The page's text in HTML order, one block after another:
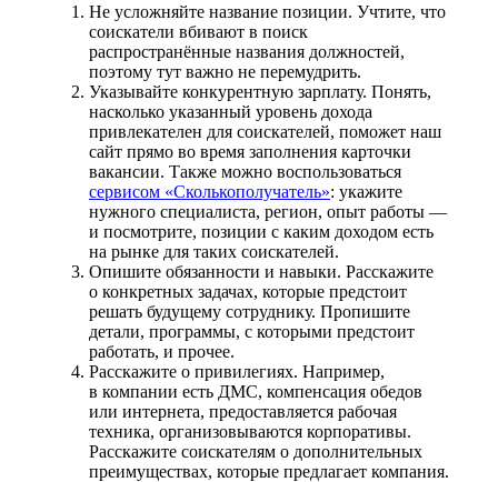
Не усложняйте название позиции. Учтите, что
соискатели вбивают в поиск
распространённые названия должностей,
поэтому тут важно не перемудрить.
Указывайте конкурентную зарплату. Понять,
насколько указанный уровень дохода
привлекателен для соискателей, поможет наш
сайт прямо во время заполнения карточки
вакансии. Также можно воспользоваться
сервисом «Сколькополучатель»: укажите
нужного специалиста, регион, опыт работы —
и посмотрите, позиции с каким доходом есть
на рынке для таких соискателей.
Опишите обязанности и навыки. Расскажите
о конкретных задачах, которые предстоит
решать будущему сотруднику. Пропишите
детали, программы, с которыми предстоит
работать, и прочее.
Расскажите о привилегиях. Например,
в компании есть ДМС, компенсация обедов
или интернета, предоставляется рабочая
техника, организовываются корпоративы.
Расскажите соискателям о дополнительных
преимуществах, которые предлагает компания.